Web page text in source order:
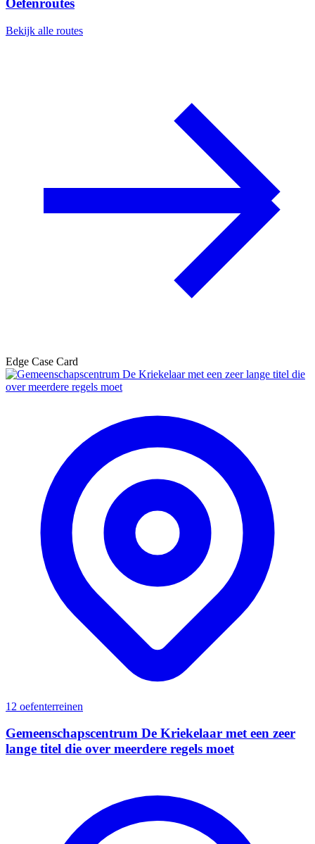
Oefenroutes
Bekijk alle routes
Edge Case Card
12 oefenterreinen
Gemeenschapscentrum De Kriekelaar met een zeer
lange titel die over meerdere regels moet